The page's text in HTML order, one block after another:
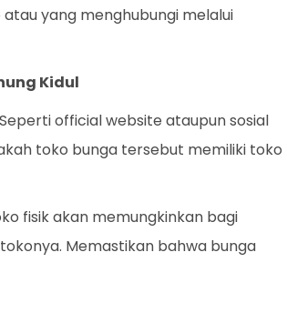
yang menghubungi melalui
Kidul
official website ataupun sosial
toko bunga tersebut memiliki toko
fisik akan memungkinkan bagi
Memastikan bahwa bunga